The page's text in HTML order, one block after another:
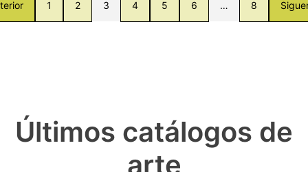
1 2 3 4 5 6 … 8
Últimos catálogos de
arte